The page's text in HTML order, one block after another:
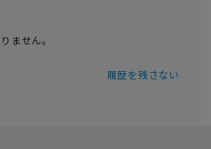
ません。
履歴を残さない